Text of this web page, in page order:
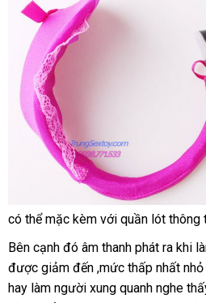
hàng
giả
có thể mặc kèm xách
tay
với quần lót thông
phân
phối
Bên cạnh đó âm thanh phát ra khi
được giảm đến ,mức thấp nhất
hay làm người xung quanh nghe